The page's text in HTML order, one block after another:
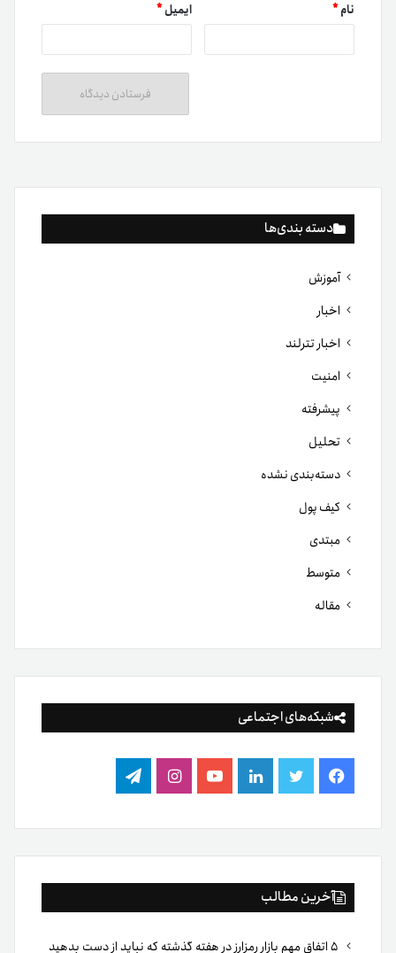
دسته بندی‌ها
آموزش
اخبار
اخبار تترلند
امنیت
پیشرفته
تحلیل
دسته‌بندی نشده
کیف پول
مبتدی
متوسط
مقاله
شبکه‌های اجتماعی
فیس
بوک
توییتر لینکدینیوتیوباینستاگرام
تلگرام
آخرین مطالب
نام* ایمیل*